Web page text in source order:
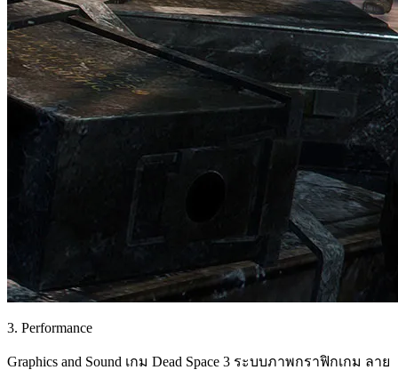
3. Performance
Graphics and Sound เกม Dead Space 3 ระบบภาพกราฟิกเกม ลาย